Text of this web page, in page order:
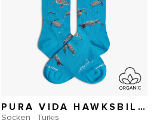
PURA VIDA HAWKSBILL TURTLE
Socken · Türkis